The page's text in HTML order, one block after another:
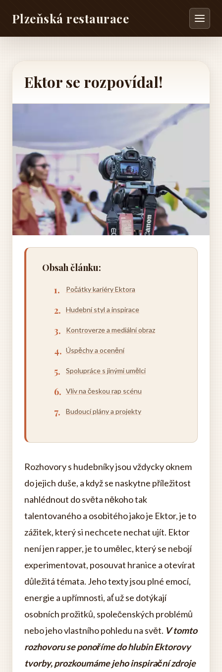
Plzeňská restaurace
Ektor se rozpovídal!
Obsah článku:
Počátky kariéry Ektora
Hudební styl a inspirace
Kontroverze a mediální obraz
Úspěchy a ocenění
Spolupráce s jinými umělci
Vliv na českou rap scénu
Budoucí plány a projekty
Rozhovory s hudebníky jsou vždycky oknem
do jejich duše, a když se naskytne příležitost
nahlédnout do světa někoho tak
talentovaného a osobitého jako je Ektor, je to
zážitek, který si nechcete nechat ujít. Ektor
není jen rapper, je to umělec, který se nebojí
experimentovat, posouvat hranice a otevírat
důležitá témata. Jeho texty jsou plné emocí,
energie a upřímnosti, ať už se dotýkají
osobních prožitků, společenských problémů
nebo jeho vlastního pohledu na svět. V tomto
rozhovoru se ponoříme do hlubin Ektorovy
tvorby, prozkoumáme jeho inspirační zdroje